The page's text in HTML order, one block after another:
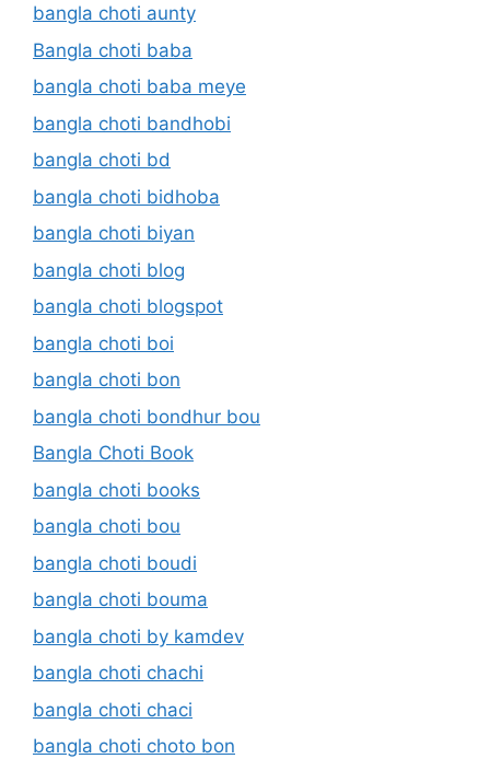
bangla choti aunty
Bangla choti baba
bangla choti baba meye
bangla choti bandhobi
bangla choti bd
bangla choti bidhoba
bangla choti biyan
bangla choti blog
bangla choti blogspot
bangla choti boi
bangla choti bon
bangla choti bondhur bou
Bangla Choti Book
bangla choti books
bangla choti bou
bangla choti boudi
bangla choti bouma
bangla choti by kamdev
bangla choti chachi
bangla choti chaci
bangla choti choto bon